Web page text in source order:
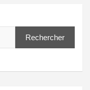
Rechercher